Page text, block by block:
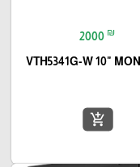
2000 ₪
add_shopping_cart